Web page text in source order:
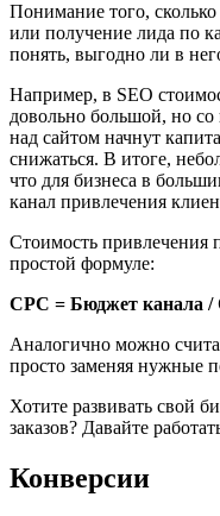
Понимание того,
или получение лида по
понять, выгодно ли в
Например, в SEO
довольно большой, но со
над сайтом начнут
снижаться. В итоге,
что для бизнеса в
канал привлечения
Стоимость привлечения
простой формуле:
CPC = Бюджет канала /
Аналогично можно
просто заменяя нужные
Хотите развивать свой
заказов? Давайте
Конверсии